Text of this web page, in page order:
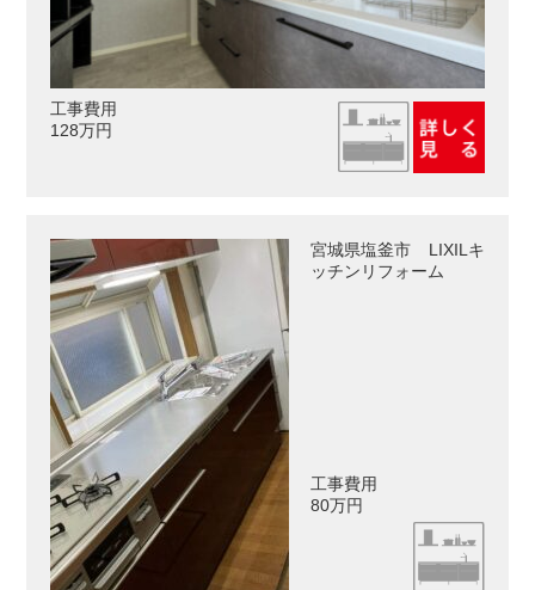
工事費用
128万円
宮城県塩釜市 LIXILキ
ッチンリフォーム
工事費用
80万円